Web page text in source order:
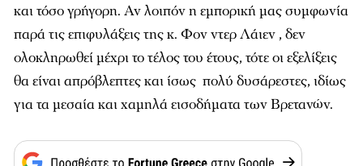
και τόσο γρήγορη. Αν λοιπόν η εμπορική μας συμφωνία
παρά τις επιφυλάξεις της κ. Φον ντερ Λάιεν , δεν
ολοκληρωθεί μέχρι το τέλος του έτους, τότε οι εξελίξεις
θα είναι απρόβλεπτες και ίσως πολύ δυσάρεστες, ιδίως
για τα μεσαία και χαμηλά εισοδήματα των Βρετανών.